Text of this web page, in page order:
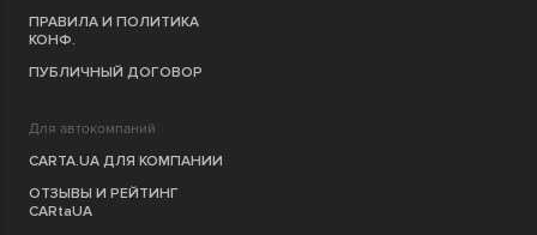
ПРАВИЛА И ПОЛИТИКА
КОНФ.
ПУБЛИЧНЫЙ ДОГОВОР
Для автокомпаний
CARTA.UA ДЛЯ КОМПАНИИ
ОТЗЫВЫ И РЕЙТИНГ
CARtaUA